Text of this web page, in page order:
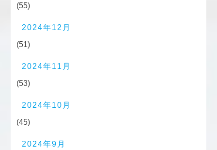
(55)
2024年12月
(51)
2024年11月
(53)
2024年10月
(45)
2024年9月